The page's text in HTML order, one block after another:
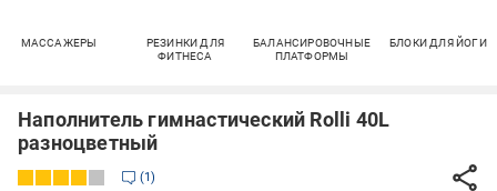
МАССАЖЕРЫ
РЕЗИНКИ ДЛЯ
ФИТНЕСА
БАЛАНСИРОВОЧНЫЕ
ПЛАТФОРМЫ
БЛОКИ ДЛЯ ЙОГИ
Наполнитель гимнастический Rolli 40L
разноцветный
1